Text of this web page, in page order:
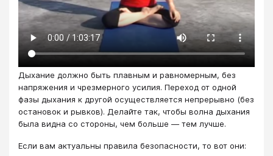
Дыхание должно быть плавным и равномерным, без
напряжения и чрезмерного усилия. Переход от одной
фазы дыхания к другой осуществляется непрерывно (без
остановок и рывков). Делайте так, чтобы волна дыхания
была видна со стороны, чем больше — тем лучше.
Если вам актуальны правила безопасности, то вот они: